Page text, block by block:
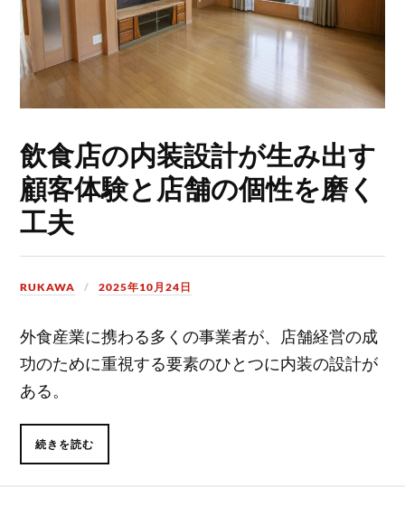
飲食店の内装設計が生み出す
顧客体験と店舗の個性を磨く
工夫
RUKAWA 2025年10月24日
外食産業に携わる多くの事業者が、店舗経営の成
功のために重視する要素のひとつに内装の設計が
ある。
続きを読む